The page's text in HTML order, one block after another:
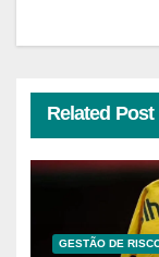
Related Post
GESTÃO DE